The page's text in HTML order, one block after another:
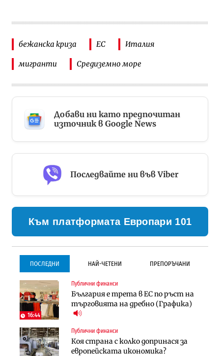
бежанска криза ЕС Италия
мигранти Средиземно море
Добави ни като предпочитан
източник в Google News
Последвайте ни във Viber
Към платформата Европари 101
ПОСЛЕДНИ НАЙ-ЧЕТЕНИ ПРЕПОРЪЧАНИ
16:44
Публични финанси
България е трета в ЕС по ръст на
търговията на дребно (Графика)
Публични финанси
Коя страна с колко допринася за
европейската икономика?
Градоустройство
Столична община избра
изпълнител за преместването на
трамвайното трасе по бул.
Инфраструктура
Проектирането на тунела под
Инфраструктура
Проектирането на тунела под
Петрохан ще върви паралелно с
екологичните оценки
Компании
„Хювефарма“ подписа договор за
придобиване на Euroapi Italy